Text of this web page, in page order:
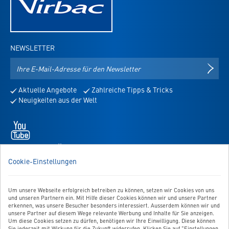
Cookie-Einstellungen
Um unsere Webseite erfolgreich betreiben zu können, setzen wir Cookies von uns
und unseren Partnern ein. Mit Hilfe dieser Cookies können wir und unsere Partner
erkennen, was unsere Besucher besonders interessiert. Ausserdem können wir und
unsere Partner auf diesem Wege relevante Werbung und Inhalte für Sie anzeigen.
Um diese Cookies setzen zu dürfen, benötigen wir Ihre Einwilligung. Diese können
NEWSLETTER
Mail-
für
den
Aktuelle Angebote
Zahlreiche Tipps & Tricks
Neuigkeiten aus der Welt
öffnet
neuem
WIR SIND FÜR SIE DA!
Sie haben Fragen, Anregungen oder Ähnliches? Dann schreiben
Zum Kontaktformular
BESTELLUNG WIDERRUFEN